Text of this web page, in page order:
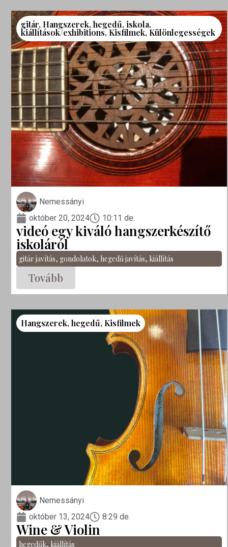
gitár, Hangszerek,hegedű,iskola,
kiállítások/exhibitions, Kisfilmek, Különlegességek
Nemessányi
október 20, 2024
10:11 de.
videó egy kiváló hangszerkészítő
iskoláról
gitár javítás, gondolatok, hegedű javítás, kiállítás
Tovább
Hangszerek,hegedű, Kisfilmek
Nemessányi
október 13, 2024
8:29 de.
Wine & Violin
hegedűk, kiállítás